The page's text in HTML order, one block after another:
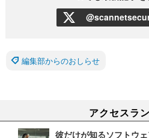
編集部からのおしらせ
アクセスラ
彼だけが知るソフトウ